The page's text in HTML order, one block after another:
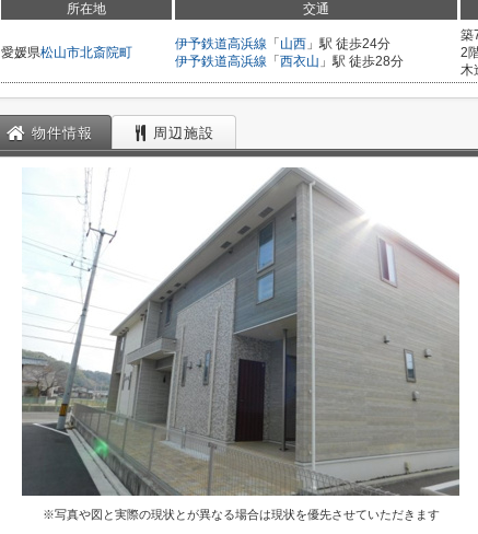
所在地 交通
愛媛県松山市北斎院町
伊予鉄道高浜線 「 山西 」駅 徒歩24分
伊予鉄道高浜線 「 西衣山 」駅 徒歩28分
築
2
木
物件情報 周辺施設
※写真や図と実際の現状とが異なる場合は現状を優先させていただきます